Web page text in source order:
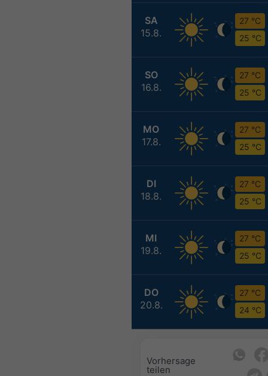
SA
15.8.
27 °C
25 °C
SO
16.8.
27 °C
25 °C
MO
17.8.
27 °C
25 °C
DI
18.8.
27 °C
25 °C
MI
19.8.
27 °C
25 °C
DO
20.8.
27 °C
24 °C
Vorhersage
teilen